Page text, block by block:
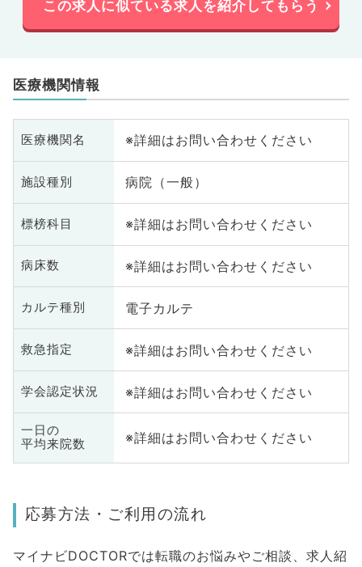
この求人に似ている求人を紹介してもらう
医療機関情報
医療機関名 ※詳細はお問い合わせください
施設種別 病院（一般）
標榜科目 ※詳細はお問い合わせください
病床数 ※詳細はお問い合わせください
カルテ種別 電子カルテ
救急指定 ※詳細はお問い合わせください
学会認定状況 ※詳細はお問い合わせください
一日の
平均来院数
※詳細はお問い合わせください
応募方法・ご利用の流れ
マイナビDOCTORでは転職のお悩みやご相談、求人紹